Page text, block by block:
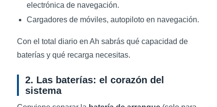
electrónica de navegación.
Cargadores de móviles, autopiloto en navegación.
Con el total diario en Ah sabrás qué capacidad de
baterías y qué recarga necesitas.
2. Las baterías: el corazón del
sistema